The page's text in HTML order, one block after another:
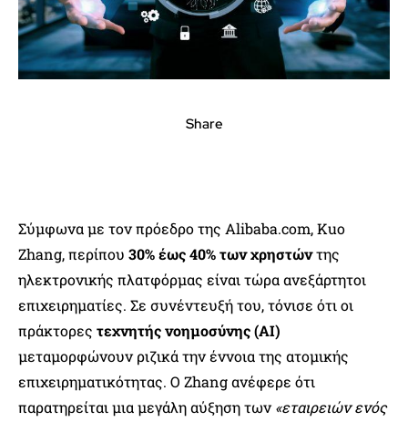
Share
Σύμφωνα με τον πρόεδρο της Alibaba.com, Kuo
Zhang, περίπου 30% έως 40% των χρηστώντης
ηλεκτρονικής πλατφόρμας είναι τώρα ανεξάρτητοι
επιχειρηματίες. Σε συνέντευξή του, τόνισε ότι οι
πράκτορες τεχνητής νοημοσύνης (AI)
μεταμορφώνουν ριζικά την έννοια της ατομικής
επιχειρηματικότητας. Ο Zhang ανέφερε ότι
παρατηρείται μια μεγάλη αύξηση των«εταιρειών ενός